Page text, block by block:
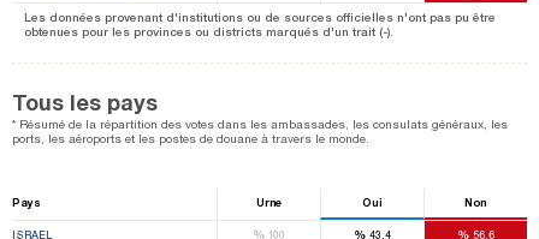
Les données provenant d'institutions ou de sources officielles n'ont pas pu être
obtenues pour les provinces ou districts marqués d'un trait (-).
Tous les pays
* Résumé de la répartition des votes dans les ambassades, les consulats généraux, les
ports, les aéroports et les postes de douane à travers le monde.
Pays Urne Oui Non
ISRAEL %100 % 43,4 % 56,6